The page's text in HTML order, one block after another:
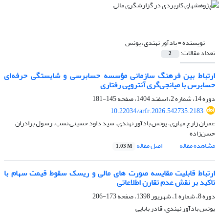
نویسنده =بادآور نهندی، یونس
تعداد مقالات: 2
ارتباط بین فرهنگ سازمانی مؤسسه حسابرسی و شایستگی حرفه‌ای
حسابرس با میانجی‌گری آنتروپی رفتاری
دوره 14، شماره 2، اسفند 1404، صفحه
145-181
10.22034/arfr.2026.542735.2183
عمران زارع مهاری، یونس بادآور نهندی، سید داود حسینی نسب، رسول برادران
حسن‌زاده
مشاهده مقاله
اصل مقاله 1.03 M
ارتباط قابلیت مقایسه صورت های مالی و ریسک سقوط قیمت سهام با
تاکید بر نقش عدم تقارن اطلاعاتی
دوره 8، شماره 1، شهریور 1398، صفحه
173-206
یونس بادآور نهندی، قادر بابایی